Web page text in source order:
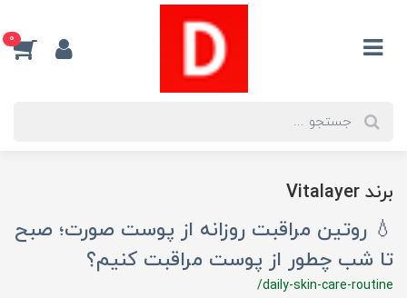
0
برند Vitalayer
💧 روتین مراقبت روزانه از پوست صورت؛ صبح
تا شب چطور از پوست مراقبت کنیم؟
/daily-skin-care-routine